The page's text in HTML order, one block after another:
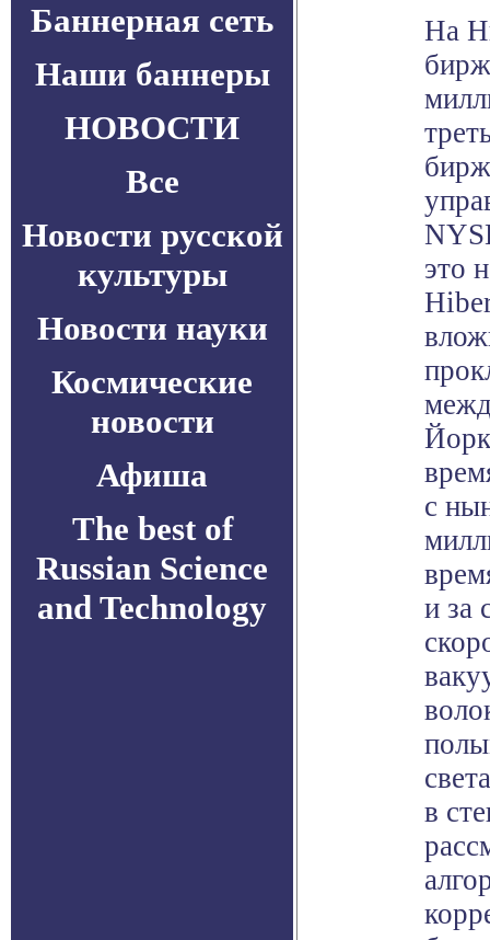
Баннерная сеть
Наши баннеры
НОВОСТИ
Все
Новости русской
культуры
Новости науки
Космические
новости
Афиша
The best of
Russian Science
and Technology
На
это
с
и за
в